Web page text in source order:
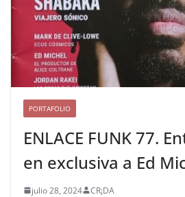
PORTAFOLIO
ENLACE FUNK 77.
en exclusiva a Ed
julio 28, 2024 CR¡DA